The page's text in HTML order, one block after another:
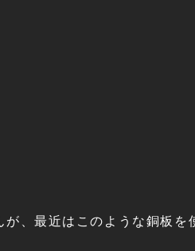
、最近はこのような銅板を